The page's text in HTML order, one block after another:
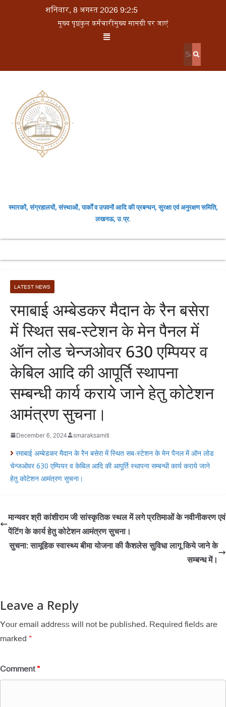
शनिवार, 8 अगस्त 2026 9:2:5
मुख्य पृष्ठकुल कर्मचारीमुख्य सामग्री पर जाएं
स्मारकों, संग्रहालयों, संस्थाओं, पार्कों व उपवनों आदि की प्रबन्धन, सुरक्षा एवं अनुरक्षण समिति,
लखनऊ, उ.प्र.
LATEST NEWS
रमाबाई अम्बेडकर मैदान के रैन बसेरा
में स्थित सब-स्टेशन के मेन पैनल में
ऑन लोड चेन्जओवर 630 एम्पियर व
केबिल आदि की आपूर्ति स्थापना
सम्बन्धी कार्य कराये जाने हेतु कोटेशन
आमंत्रण सुचना।
December 6, 2024 smaraksamiti
रमाबाई अम्बेडकर मैदान के रैन बसेरा में स्थित सब-स्टेशन के मेन पैनल में ऑन लोड
चेन्जओवर 630 एम्पियर व केबिल आदि की आपूर्ति स्थापना सम्बन्धी कार्य कराये जाने
हेतु कोटेशन आमंत्रण सुचना।
मान्यवर श्री कांशीराम जी सांस्कृतिक स्थल में लगे प्रतिमाओं के नवीनीकरण एवं
पेंटिंग के कार्य हेतु कोटेशन आमंत्रण सुचना।
सुचना: सामूहिक स्वास्थ्य बीमा योजना की कैशलेस सुविधा लागू किये जाने के
सम्बन्ध में।
Leave a Reply
Your email address will not be published. Required fields are
marked *
Comment*